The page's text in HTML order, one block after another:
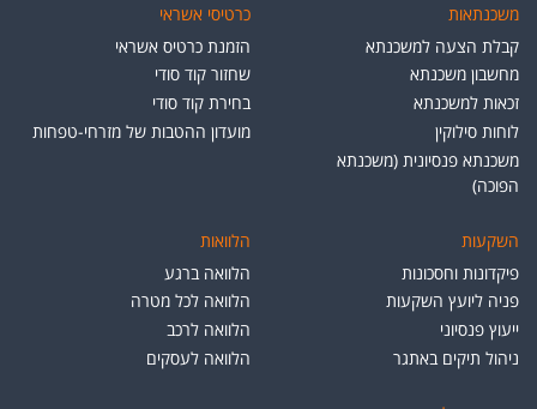
משכנתאות
קבלת הצעה למשכנתא
מחשבון משכנתא
זכאות למשכנתא
לוחות סילוקין
משכנתא פנסיונית (משכנתא
הפוכה)
כרטיסי אשראי
הזמנת כרטיס אשראי
שחזור קוד סודי
בחירת קוד סודי
מועדון ההטבות של מזרחי-טפחות
השקעות
פיקדונות וחסכונות
פניה ליועץ השקעות
ייעוץ פנסיוני
ניהול תיקים באתגר
הלוואות
הלוואה ברגע
הלוואה לכל מטרה
הלוואה לרכב
הלוואה לעסקים